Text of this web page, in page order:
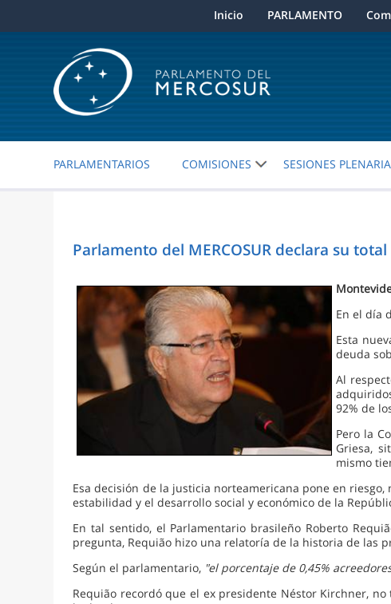
Inicio PARLAMENTO
PARLAMENTARIOS COMISIONES SESIONES
Parlamento del MERCOSUR declara su
En el día
Esta
deuda
Al
92% de
Pero la
Griesa,
mismo
Esa decisión de la justicia norteamericana pone en
estabilidad y el desarrollo social y económico de la
En tal sentido, el Parlamentario brasileño Roberto
pregunta, Requião hizo una relatoría de la historia de las
Según el parlamentario, "el porcentaje de 0,45%
Requião recordó que el ex presidente Néstor Kirchner,